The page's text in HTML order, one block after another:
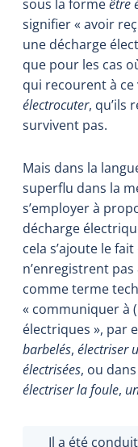
sous la formeêtre
signifier « avoir
une décharge
que pour les cas
qui recourent à
électrocuter, qu’ils
survivent pas.
Mais dans la
superflu dans la
s’employer à
décharge
cela s’ajoute le
n’enregistrent pas
comme terme
« communiquer à
électriques », par
barbelés, électriser
électrisées, ou
électriser la foule,
Il a été